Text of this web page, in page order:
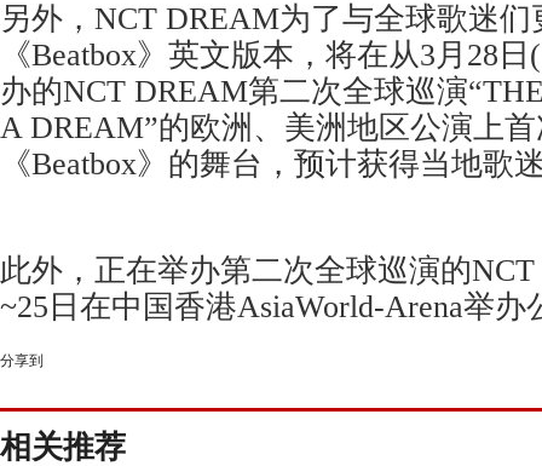
另外， NCT DREAM为了与全球歌迷
《Beatbox》英文版本，将在从3月28
办的NCT DREAM第二次全球巡演“
A DREAM”的欧洲、美洲地区公演上
《Beatbox》的舞台，预计获得当地歌
此外，正在举办第二次全球巡演的N
~25 日在中国香港AsiaWorld-Arena举办
分享到
相关推荐